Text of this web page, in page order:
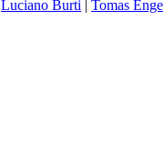
Luciano Burti
Tomas Enge